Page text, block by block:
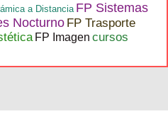
a Distancia FP Sistemas
Nocturno FP Trasporte
FP Imagen cursos